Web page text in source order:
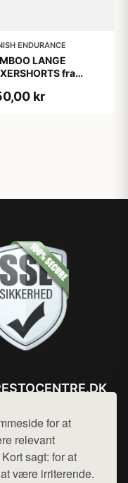
for at
relevant
sagt: for at
være irriterende.
ENDURANCE
LANGE
fra
Rød | Grå | Hvid 6-
kr
hej@want.dk
og privatlivspolitik